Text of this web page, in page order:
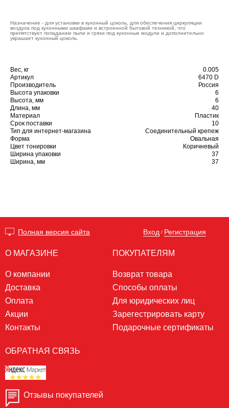
Назначение - для установки в кухонный цоколь, для обеспечения циркуляции
воздуха под кухонными шкафами и встроенной бытовой техникой, что
препятствует попаданию пыли и грязи под кухонные модули и дополнительно
украшает кухонный цоколь.
Вес, кг
0.005
Артикул
6470 D
Производитель
Россия
Высота упаковки
6
Высота, мм
6
Длина, мм
40
Материал
Пластик
Срок поставки
10
Тип для интернет-магазина
Соединительный крепеж
Форма
Овальная
Цвет тонировки
Коричневый
Ширина упаковки
37
Ширина, мм
37
Полная версия сайта Вход / Регистрация
О МАГАЗИНЕ
О компании
Доставка
Оплата
Акции
Контакты
ПОКУПАТЕЛЯМ
Возврат товара
Способы оплаты
Для юридических лиц
Зарегестрировать карту
Подарочные сертификаты
ОБРАТНАЯ СВЯЗЬ
Отзывы покупателей